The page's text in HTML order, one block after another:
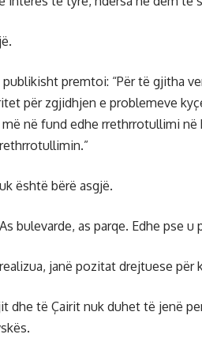
publikisht premtoi: “Për të gjitha
për zgjidhjen e problemeve
në fund edhe rrethrrotullimi
është bërë asgjë.
bulevarde, as parqe. Edhe pse u
janë pozitat drejtuese
dhe të Çairit nuk duhet të jenë